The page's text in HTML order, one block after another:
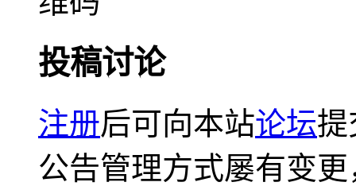
投稿讨论
注册后可向本站论坛提
公告管理方式屡有变